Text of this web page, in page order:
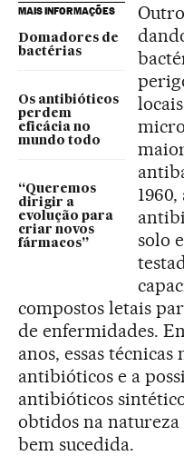
MAIS INFORMAÇÕES
Domadores de
bactérias
Os antibióticos
perdem
eficácia no
mundo todo
“Queremos
dirigir a
evolução para
criar novos
fármacos”
solo
compostos letais
de enfermidades.
anos, essas
antibióticos e a
antibióticos
obtidos na
bem sucedida.